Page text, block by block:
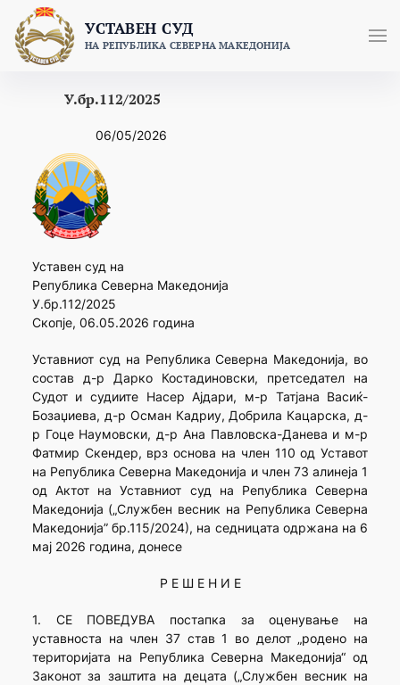
content
УСТАВЕН СУД
НА РЕПУБЛИКА СЕВЕРНА МАКЕДОНИЈА
У.бр.112/2025
06/05/2026
Уставен суд на
Република Северна Македонија
У.бр.112/2025
Скопје, 06.05.2026 година
Уставниот суд на Република Северна Македонија, во
состав д-р Дарко Костадиновски, претседател на
Судот и судиите Насер Ајдари, м-р Татјана Васиќ-
Бозаџиева, д-р Осман Кадриу, Добрила Кацарска, д-
р Гоце Наумовски, д-р Ана Павловска-Данева и м-р
Фатмир Скендер, врз основа на член 110 од Уставот
на Република Северна Македонија и член 73 алинеја 1
од Актот на Уставниот суд на Република Северна
Македонија („Службен весник на Република Северна
Македонија” бр.115/2024), на седницата одржана на 6
мај 2026 година, донесе
Р Е Ш Е Н И Е
1. СЕ ПОВЕДУВА постапка за оценување на
уставноста на член 37 став 1 во делот „родено на
територијата на Република Северна Македонија“ од
Законот за заштита на децата („Службен весник на